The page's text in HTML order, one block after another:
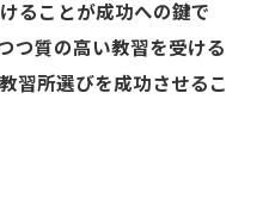
ることが成功への鍵で
つ質の高い教習を受ける
習所選びを成功させるこ